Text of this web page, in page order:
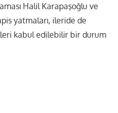
Halil Karapaşoğlu ve
yatmaları, ileride de
kabul edilebilir bir durum